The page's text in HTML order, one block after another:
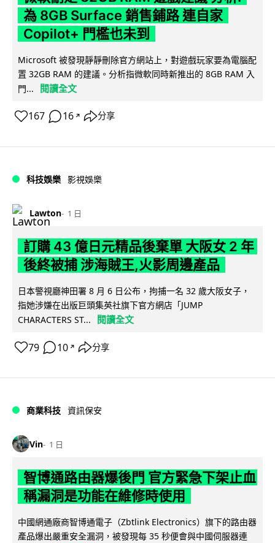
為 8GB Surface 銷售鋪路 連自家
Copilot+ 門檻也未到
Microsoft 被發現靜靜刪除官方網站上，對遊戲玩家要為電腦配
置 32GB RAM 的建議。分析指微軟同時新推出的 8GB RAM 入
門...
閱讀全文
167 16 ↗ 分享
科技娛樂 影視娛樂
Lawton 1 日
訂購 43 億日元精品後棄單 大阪女 2 年
後終被捕 涉海賊王,火影周邊產品
日本警視廳神田署 8 月 6 日公布，拘捕一名 32 歲大阪女子，
指她涉嫌在出版巨頭集英社旗下官方網店「JUMP
CHARACTERS ST...
閱讀全文
79 10 ↗ 分享
商業科技 資訊保安
Vin 1 日
智博通路由器爆後門 官方緊急下架止血
稱漏洞是功能在維修時使用
中國網通廠商智博通電子（Zbtlink Electronics）旗下的路由器
產品爆出嚴重安全漏洞，被發現每 35 秒便會與中國伺服器連